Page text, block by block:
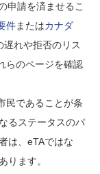
申請を済ませるこ
件またはカナダ
れや拒否のリス
らのページを確認
民であることが条
るステータスのパ
は、eTAではな
ります。